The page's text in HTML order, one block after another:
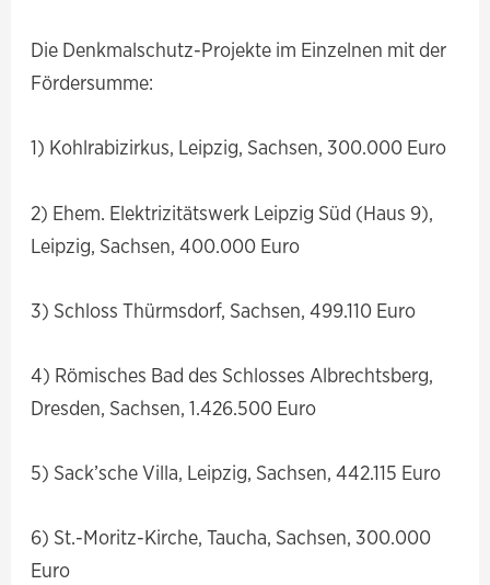
Die Denkmalschutz-Projekte im Einzelnen mit der
Fördersumme:
1) Kohlrabizirkus, Leipzig, Sachsen, 300.000 Euro
2) Ehem. Elektrizitätswerk Leipzig Süd (Haus 9),
Leipzig, Sachsen, 400.000 Euro
3) Schloss Thürmsdorf, Sachsen, 499.110 Euro
4) Römisches Bad des Schlosses Albrechtsberg,
Dresden, Sachsen, 1.426.500 Euro
5) Sack’sche Villa, Leipzig, Sachsen, 442.115 Euro
6) St.-Moritz-Kirche, Taucha, Sachsen, 300.000
Euro